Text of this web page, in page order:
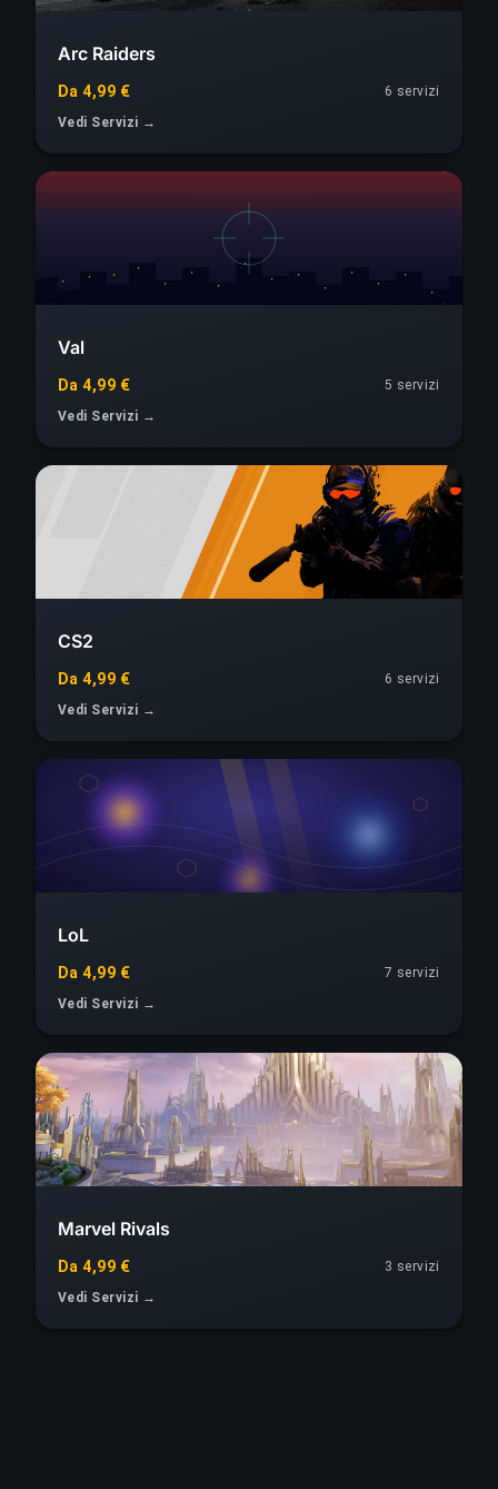
Arc Raiders
Da 4,99 €
6 servizi
Vedi Servizi →
Val
Da 4,99 €
5 servizi
Vedi Servizi →
CS2
Da 4,99 €
6 servizi
Vedi Servizi →
LoL
Da 4,99 €
7 servizi
Vedi Servizi →
Marvel Rivals
Da 4,99 €
3 servizi
Vedi Servizi →